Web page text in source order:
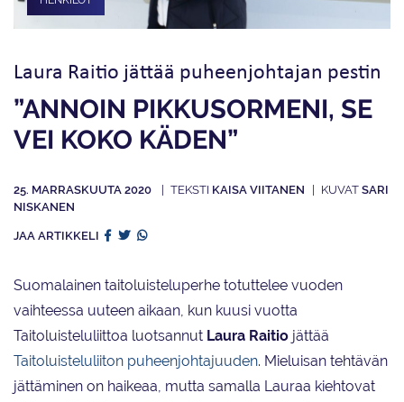
Laura Raitio jättää puheenjohtajan pestin
”ANNOIN PIKKUSORMENI, SE
VEI KOKO KÄDEN”
25. MARRASKUUTA 2020 KAISA VIITANEN
SARI
NISKANEN
JAA ARTIKKELI
Suomalainen taitoluisteluperhe totuttelee vuoden
vaihteessa uuteen aikaan, kun kuusi vuotta
Taitoluisteluliittoa luotsannut Laura Raitio jättää
Taitoluisteluliiton puheenjohtajuuden. Mieluisan tehtävän
jättäminen on haikeaa, mutta samalla Lauraa kiehtovat